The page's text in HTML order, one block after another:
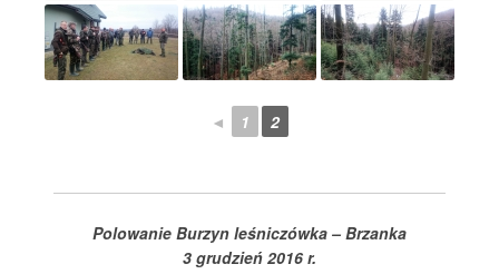
◄ 1 2
Polowanie Burzyn leśniczówka – Brzanka
3 grudzień 2016 r.